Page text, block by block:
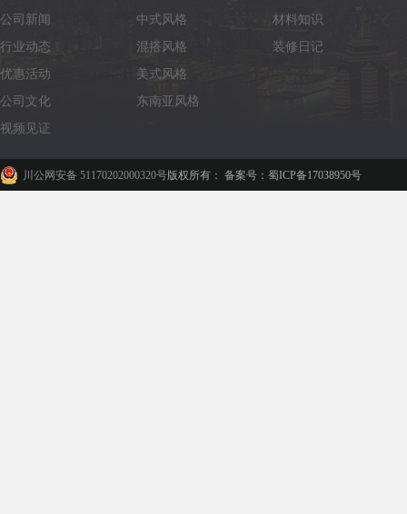
公司新闻
行业动态
优惠活动
公司文化
视频见证
中式风格
混搭风格
美式风格
东南亚风格
材料知识
装修日记
川公网安备 51170202000320号版权所有： 备案号：蜀ICP备17038950号